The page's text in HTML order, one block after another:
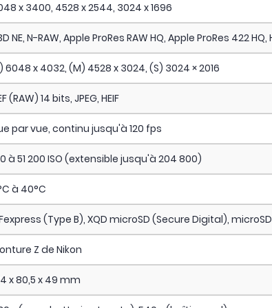
x 3400, 4528 x 2544, 3024 x 1696
NE, N-RAW, Apple ProRes RAW HQ, Apple ProRes 422
6048 x 4032, (M) 4528 x 3024, (S) 3024 × 2016
(RAW) 14 bits, JPEG, HEIF
par vue, continu jusqu'à 120 fps
à 51 200 ISO (extensible jusqu'à 204 800)
à 40°C
(Type B), XQD microSD (Secure Digital),
Z de Nikon
x 80,5 x 49 mm